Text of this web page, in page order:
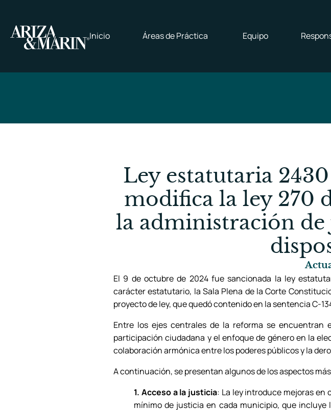
Inicio Áreas de Práctica Equipo
Ley estatutaria
modifica la ley 270
la administración de
El 9 de octubre de 2024 fue sancionada la ley
carácter estatutario, la Sala Plena de la Corte
proyecto de ley, que quedó contenido en la sentencia C-
Entre los ejes centrales de la reforma se
participación ciudadana y el enfoque de género en la
colaboración armónica entre los poderes públicos y la
A continuación, se presentan algunos de los aspectos
1. Acceso a la justicia: La ley introduce mejoras en
mínimo de justicia en cada municipio, que